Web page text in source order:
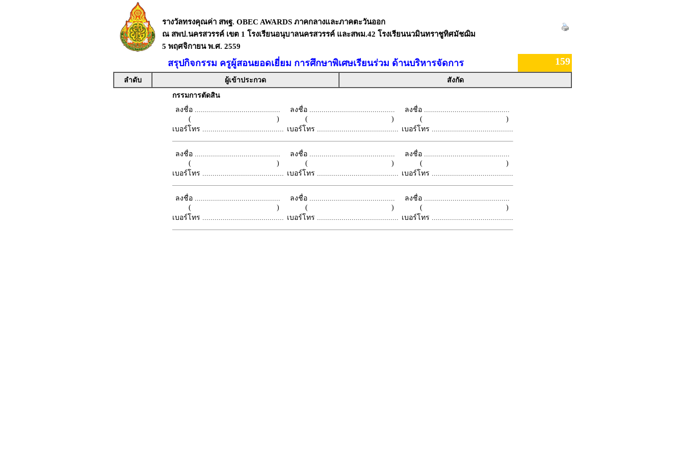
รางวัลทรงคุณค่า สพฐ. OBEC AWARDS ภาคกลางและภาคตะวันออก
ณ สพป.นครสวรรค์ เขต 1 โรงเรียนอนุบาลนครสวรรค์ และสพม.42 โรงเรียนนวมินทราชูทิศมัชฌิม
5 พฤศจิกายน พ.ศ. 2559
สรุปกิจกรรม ครูผู้สอนยอดเยี่ยม การศึกษาพิเศษเรียนร่วม ด้านบริหารจัดการ 159
ลำดับ ผู้เข้าประกวด
สังกัด
กรรมการตัดสิน
ลงชื่อ ..........................................
( )
เบอร์โทร ........................................
ลงชื่อ ..........................................
( )
เบอร์โทร ........................................
ลงชื่อ ..........................................
( )
เบอร์โทร ........................................
ลงชื่อ ..........................................
( )
เบอร์โทร ........................................
ลงชื่อ ..........................................
( )
เบอร์โทร ........................................
ลงชื่อ ..........................................
( )
เบอร์โทร ........................................
ลงชื่อ ..........................................
( )
เบอร์โทร ........................................
ลงชื่อ ..........................................
( )
เบอร์โทร ........................................
ลงชื่อ ..........................................
( )
เบอร์โทร ........................................